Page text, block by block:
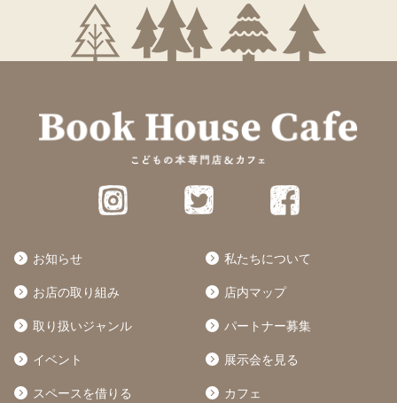
お知らせ 私たちについて
お店の取り組み 店内マップ
取り扱いジャンル パートナー募集
イベント 展示会を見る
スペースを借りる カフェ